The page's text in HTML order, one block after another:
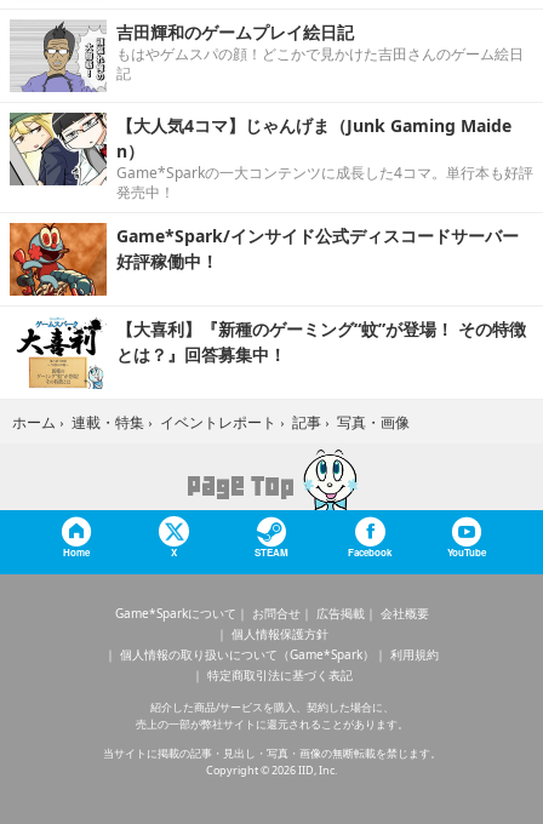
吉田輝和のゲームプレイ絵日記
もはやゲムスパの顔！どこかで見かけた吉田さんのゲーム絵日
記
【大人気4コマ】じゃんげま（Junk Gaming Maide
n）
Game*Sparkの一大コンテンツに成長した4コマ。単行本も好評
発売中！
Game*Spark/インサイド公式ディスコードサーバー
好評稼働中！
【大喜利】『新種のゲーミング“蚊”が登場！ その特徴
とは？』回答募集中！
ホーム › 連載・特集 › イベントレポート › 記事 › 写真・画像
Home X STEAM Facebook YouTube
Game*Sparkについて お問合せ 広告掲載
会社概要
個人情報保護方針
個人情報の取り扱いについて（Game*Spark）
利用規約
特定商取引法に基づく表記
紹介した商品/サービスを購入、契約した場合に、
売上の一部が弊社サイトに還元されることがあります。
当サイトに掲載の記事・見出し・写真・画像の無断転載を禁じます。
Copyright © 2026 IID, Inc.